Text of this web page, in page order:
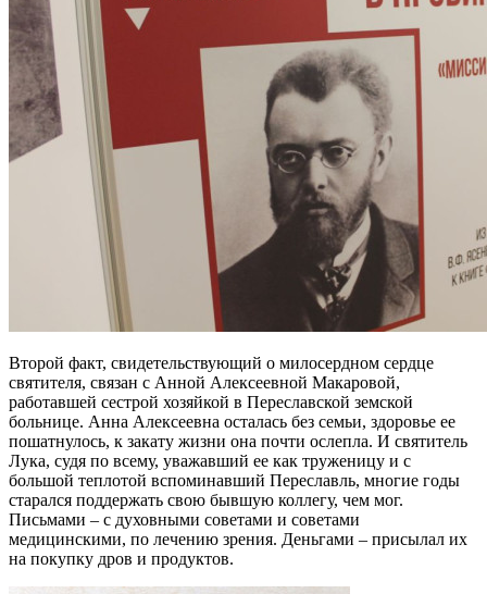
Второй факт, свидетельствующий о милосердном сердце
cвятителя, связан с Анной Алексеевной Макаровой,
работавшей сестрой хозяйкой в Переславской земской
больнице. Анна Алексеевна осталась без семьи, здоровье ее
пошатнулось, к закату жизни она почти ослепла. И святитель
Лука, судя по всему, уважавший ее как труженицу и с
большой теплотой вспоминавший Переславль, многие годы
старался поддержать свою бывшую коллегу, чем мог.
Письмами – с духовными советами и советами
медицинскими, по лечению зрения. Деньгами – присылал их
на покупку дров и продуктов.